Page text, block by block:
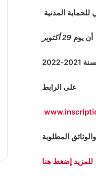
أن يوم
المطلوبة
للمزيد إضغط هنا